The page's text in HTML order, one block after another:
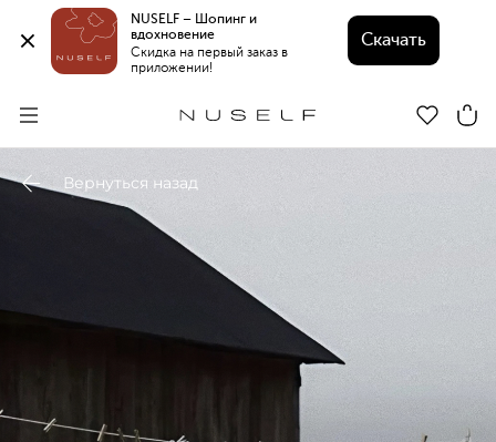
NUSELF – Шопинг и
вдохновение
Скидка на первый заказ в
приложении!
Скачать
Вернуться назад